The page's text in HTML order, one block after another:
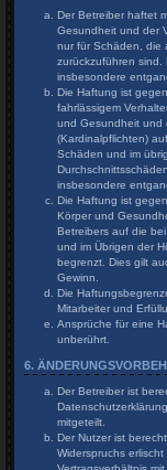
Der Betreiber haftet
Gesundheit und der
nur für Schäden, die
zurückzuführen sind.
insbesondere
Die Haftung ist
fahrlässigem
und Gesundheit und
(Kardinalpflichten)
Schäden und im
insbesondere
Die Haftung ist
Körper und
Betreibers auf die
und im Übrigen der
begrenzt. Dies gilt
Gewinn.
Die
Mitarbeiter und
Ansprüche für eine
unberührt.
6.
Der Betreiber ist
mitgeteilt.
Der Nutzer ist
Widerspruchs